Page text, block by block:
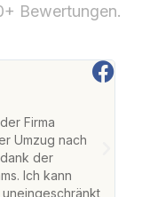
Bewertungen.
Firma
Umzug nach
der
Ich kann